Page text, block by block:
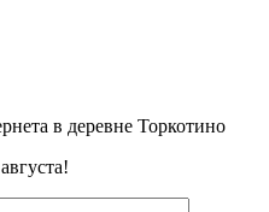
в деревне Торкотино